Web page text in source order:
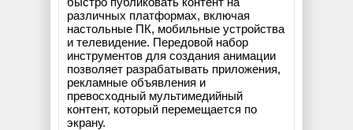
различных платформах, включая
настольные ПК, мобильные устройства
и телевидение. Передовой набор
инструментов для создания анимации
позволяет разрабатывать приложения,
рекламные объявления и
превосходный мультимедийный
контент, который перемещается по
экрану.